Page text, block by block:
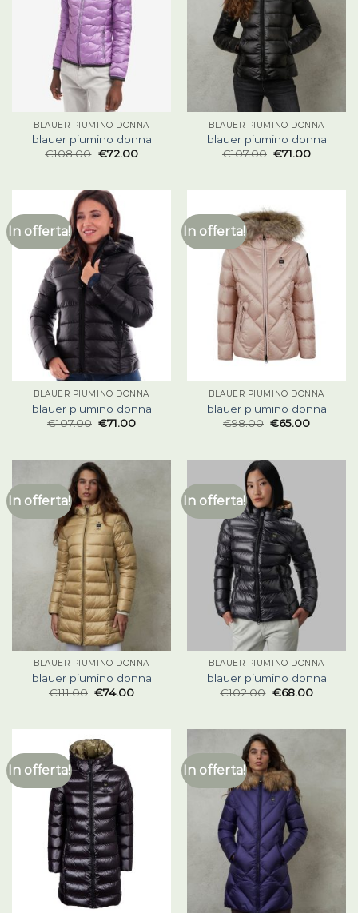
BLAUER PIUMINO DONNA
blauer piumino donna
€108.00 €72.00
BLAUER PIUMINO DONNA
blauer piumino donna
€107.00 €71.00
In offerta!
BLAUER PIUMINO DONNA
blauer piumino donna
€107.00 €71.00
In offerta!
BLAUER PIUMINO DONNA
blauer piumino donna
€98.00 €65.00
In offerta!
BLAUER PIUMINO DONNA
blauer piumino donna
€111.00 €74.00
In offerta!
BLAUER PIUMINO DONNA
blauer piumino donna
€102.00 €68.00
In offerta! In offerta!